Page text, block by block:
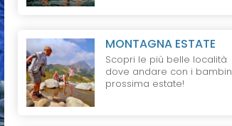
MONTAGNA ESTATE
Scopri le più belle località
dove andare con i
prossima estate!